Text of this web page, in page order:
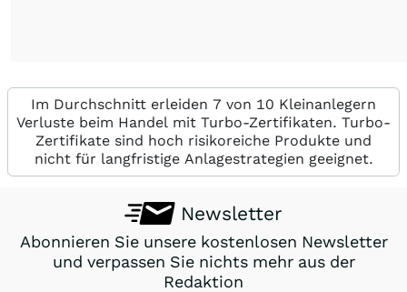
Im Durchschnitt erleiden 7 von 10 Kleinanlegern
Verluste beim Handel mit Turbo-Zertifikaten. Turbo-
Zertifikate sind hoch risikoreiche Produkte und
nicht für langfristige Anlagestrategien geeignet.
Newsletter
Abonnieren Sie unsere kostenlosen Newsletter
und verpassen Sie nichts mehr aus der
Redaktion